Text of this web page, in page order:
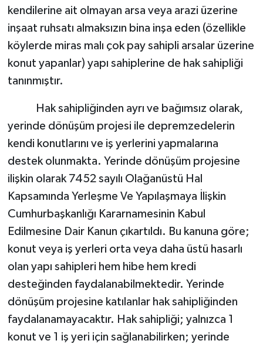
kendilerine ait olmayan arsa veya arazi üzerine
inşaat ruhsatı almaksızın bina inşa eden (özellikle
köylerde miras malı çok pay sahipli arsalar üzerine
konut yapanlar) yapı sahiplerine de hak sahipliği
tanınmıştır.
Hak sahipliğinden ayrı ve bağımsız olarak,
yerinde dönüşüm projesi ile depremzedelerin
kendi konutlarını ve iş yerlerini yapmalarına
destek olunmakta. Yerinde dönüşüm projesine
ilişkin olarak 7452 sayılı Olağanüstü Hal
Kapsamında Yerleşme Ve Yapılaşmaya İlişkin
Cumhurbaşkanlığı Kararnamesinin Kabul
Edilmesine Dair Kanun çıkartıldı. Bu kanuna göre;
konut veya iş yerleri orta veya daha üstü hasarlı
olan yapı sahipleri hem hibe hem kredi
desteğinden faydalanabilmektedir. Yerinde
dönüşüm projesine katılanlar hak sahipliğinden
faydalanamayacaktır. Hak sahipliği; yalnızca 1
konut ve 1 iş yeri için sağlanabilirken; yerinde